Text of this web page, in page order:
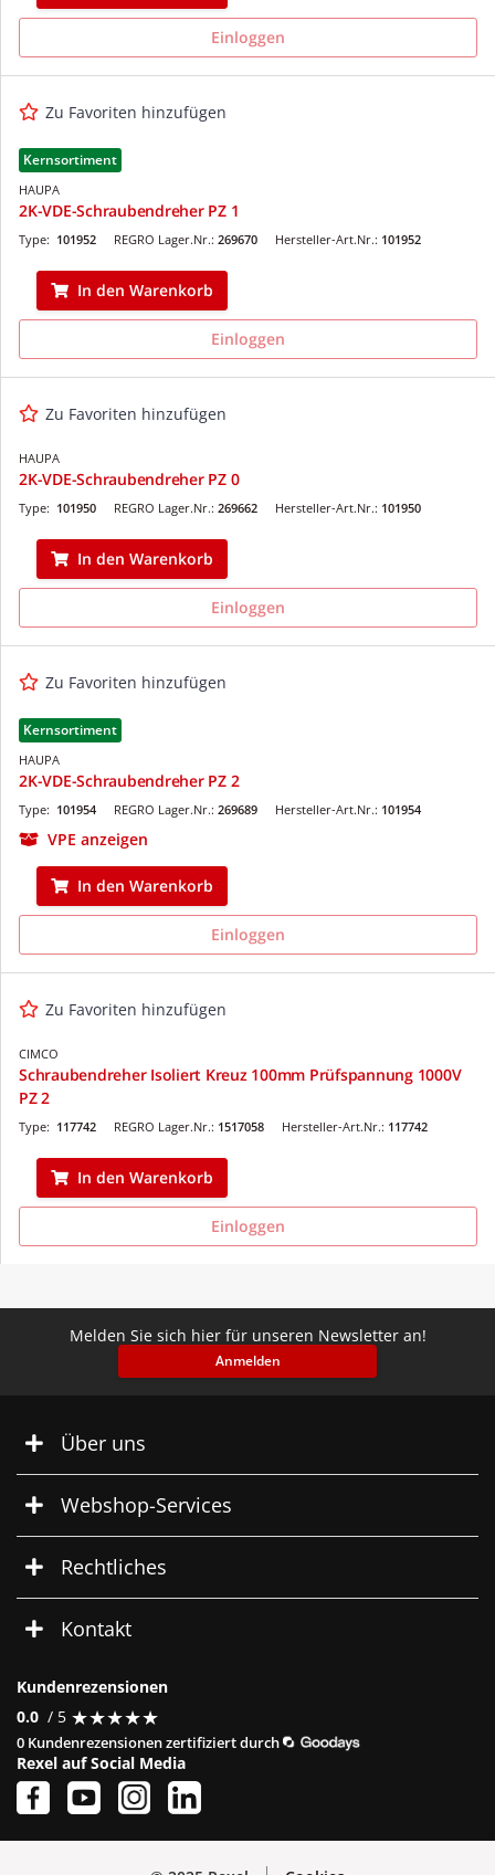
Einloggen
Zu Favoriten hinzufügen
Kernsortiment
HAUPA
2K-VDE-Schraubendreher PZ 1
REGRO Lager.Nr.: 269670
Type: 101952 Hersteller-Art.Nr.: 101952
In den Warenkorb
Einloggen
Zu Favoriten hinzufügen
HAUPA
2K-VDE-Schraubendreher PZ 0
REGRO Lager.Nr.: 269662
Type: 101950 Hersteller-Art.Nr.: 101950
In den Warenkorb
Einloggen
Zu Favoriten hinzufügen
Kernsortiment
HAUPA
2K-VDE-Schraubendreher PZ 2
REGRO Lager.Nr.: 269689
Type: 101954 Hersteller-Art.Nr.: 101954
VPE anzeigen
In den Warenkorb
Einloggen
Zu Favoriten hinzufügen
CIMCO
Schraubendreher Isoliert Kreuz 100mm Prüfspannung 1000V
PZ 2
REGRO Lager.Nr.: 1517058
Type: 117742 Hersteller-Art.Nr.: 117742
In den Warenkorb
Einloggen
Melden Sie sich hier für unseren Newsletter an!
Anmelden
Über uns
Webshop-Services
Rechtliches
Kontakt
Kundenrezensionen
0.0 / 5 ★★★★★
★★★★★
0 Kundenrezensionen zertifiziert durch
Rexel auf Social Media